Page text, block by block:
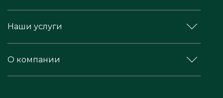
Наши услуги
О компании